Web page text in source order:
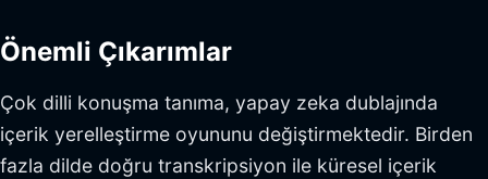
Önemli Çıkarımlar
Çok dilli konuşma tanıma, yapay zeka dublajında
içerik yerelleştirme oyununu değiştirmektedir. Birden
fazla dilde doğru transkripsiyon ile küresel içerik